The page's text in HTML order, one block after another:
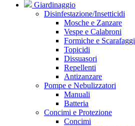
Giardinaggio
Disinfestazione/Insetticidi
Mosche e Zanzare
Vespe e Calabroni
Formiche e Scarafaggi
Topicidi
Dissuasori
Repellenti
Antizanzare
Pompe e Nebulizzatori
Manuali
Batteria
Concimi e Protezione
Concimi